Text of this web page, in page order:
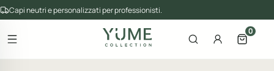
Capi neutri e personalizzati per professionisti.
Apri il menu
del catalogo
Apri la ricerca
AccountApri il
0